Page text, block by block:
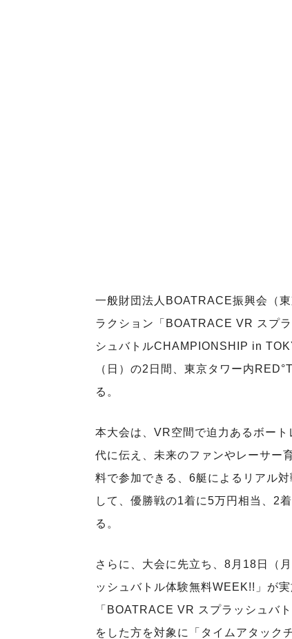
一般財団法人BOATRACE振興会（
ラクション「BOATRACE VR スプ
シュバトルCHAMPIONSHIP in
（日）の2日間、東京タワー内
る。
本大会は、VR空間で迫力あるボー
代に伝え、未来のファンやレーサー
料で参加できる、6艇によるリアル
して、優勝戦の1着に5万円相当、2
る。
さらに、大会に先立ち、8月18日（
ッシュバトル体験無料WEEK!!」が
「BOATRACE VR スプラッシュバ
をした方を対象に「タイムアタック